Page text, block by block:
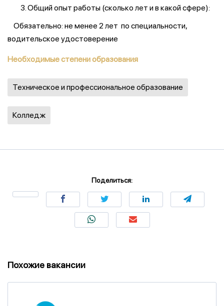
Общий опыт работы (сколько лет и в какой сфере):
Обязательно: не менее 2 лет по специальности,
водительское удостоверение
Необходимые степени образования
Техническое и профессиональное образование
Колледж
Поделиться:
Похожие вакансии